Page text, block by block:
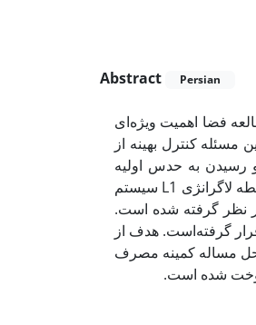
Abstract
Persian
فضا اهمیت ویژه‌ای
مسئله کنترل بهینه از
رسیدن به حدس اولیه
بهتری می‌شود. مسیر بهینه طراحی‌شده، فضاپیمایی در مدار حول زمین را به یک مدار هاله‌ای حول نقطه لاگرانژی L1 سیستم
نظر گرفته شده است.
گرفته‌است. هدف از
مساله کمینه مصرف
شده است.